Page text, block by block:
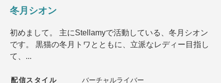
冬月シオン
初めまして。 主にStellamyで活動している、冬月シオン
です。 黒猫の冬月トワとともに、立派なレディー目指し
て、...
配信スタイル バーチャルライバー